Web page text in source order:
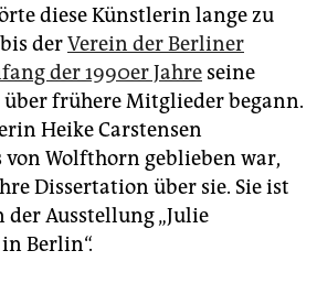
diese Künstlerin lange zu
derVerein der Berliner
der 1990er Jahre seine
frühere Mitglieder begann.
Heike Carstensen
von Wolfthorn geblieben war,
Dissertation über sie. Sie ist
Ausstellung „Julie
Berlin“.